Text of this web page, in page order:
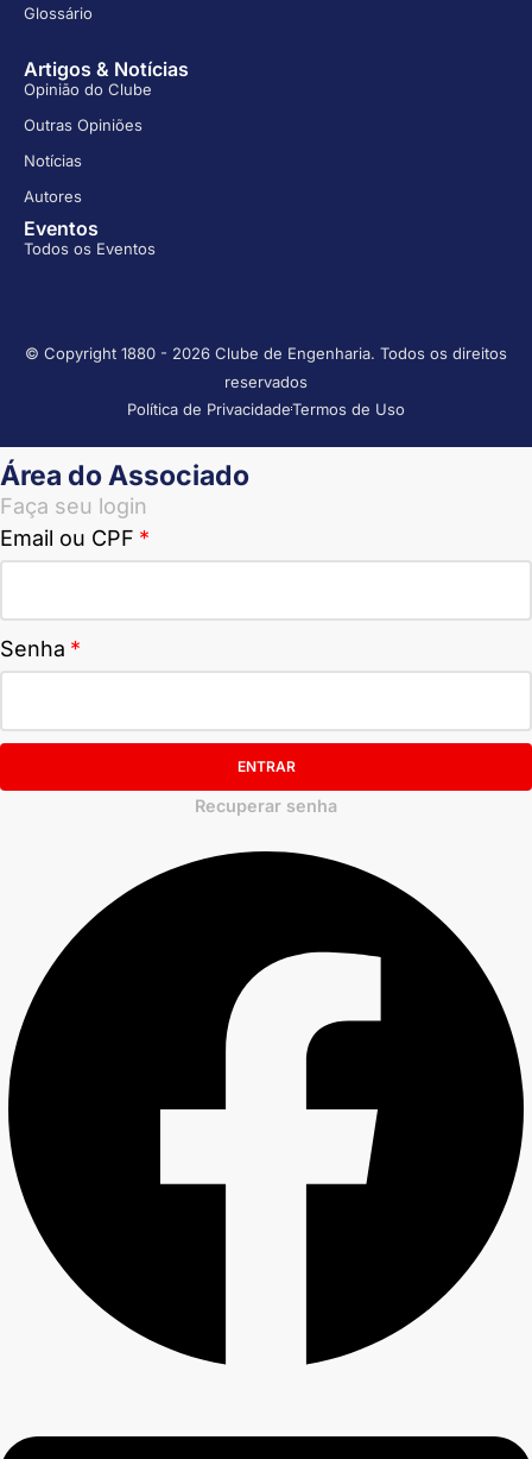
Glossário
Artigos & Notícias
Opinião do Clube
Outras Opiniões
Notícias
Autores
Eventos
Todos os Eventos
© Copyright 1880 - 2026 Clube de Engenharia. Todos os direitos
reservados
Política de PrivacidadeTermos de Uso
Área do Associado
Faça seu login
Email ou CPF
Senha
ENTRAR
Recuperar senha